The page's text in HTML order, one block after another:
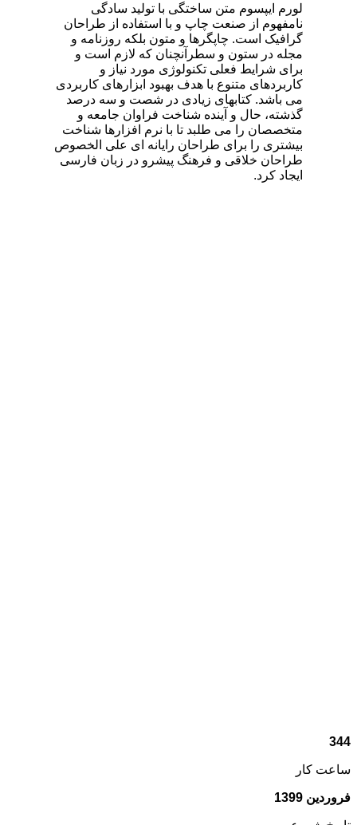
لورم ایپسوم متن ساختگی با تولید سادگی
نامفهوم از صنعت چاپ و با استفاده از طراحان
گرافیک است. چاپگرها و متون بلکه روزنامه و
مجله در ستون و سطرآنچنان که لازم است و
برای شرایط فعلی تکنولوژی مورد نیاز و
کاربردهای متنوع با هدف بهبود ابزارهای کاربردی
می باشد. کتابهای زیادی در شصت و سه درصد
گذشته، حال و آینده شناخت فراوان جامعه و
متخصصان را می طلبد تا با نرم افزارها شناخت
بیشتری را برای طراحان رایانه ای علی الخصوص
طراحان خلاقی و فرهنگ پیشرو در زبان فارسی
ایجاد کرد.
344
ساعت کار
فروردین 1399